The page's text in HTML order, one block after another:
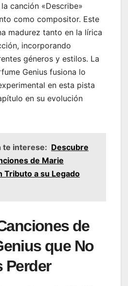
canción «Describe»
como compositor. Este
madurez tanto en la lírica
incorporando
géneros y estilos. La
Genius fusiona lo
en esta pista
en su evolución
te interese: Descubre
de Marie
Tributo a su Legado
de
que No
Perder